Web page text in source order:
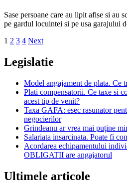
Sase persoane care au lipit afise si au
pe gardul locuintei si pe usa garajului
Paginație
articole
1 2 3 4 Next
Legislatie
Model angajament de plata. Ce
Plati compensatorii. Ce taxe si
acest tip de venit?
Taxa GAFA: esec rasunator
negocierilor
Grindeanu ar vrea mai puține
Salariata insarcinata. Poate fi
Acordarea echipamentului
OBLIGATII are angajatorul
Ultimele articole